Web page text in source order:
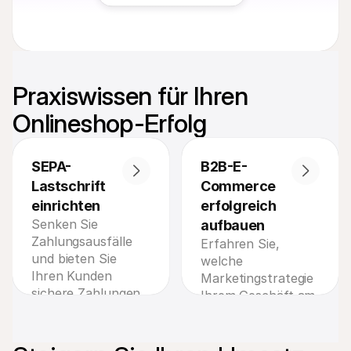
Praxiswissen für Ihren
Onlineshop-Erfolg
SEPA-
Lastschrift
einrichten
Senken Sie
Zahlungsausfälle
und bieten Sie
Ihren Kunden
sichere Zahlungen
SEPA funktioniert.
B2B-E-
Commerce
erfolgreich
aufbauen
Erfahren Sie,
welche
Marketingstrategie
Ihrem Geschäft am
Ihren Umsatz